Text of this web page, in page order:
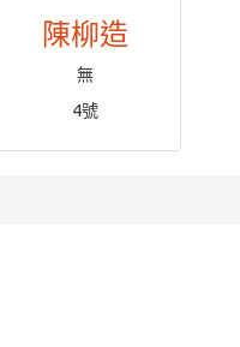
陳柳造
無
4號